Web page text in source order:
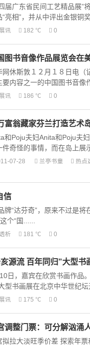
届广东省民间工艺精品展”
“亮相”，并从中评出金银铜
讯 182 ℃ 0
图书音像作品展览会在
网休斯敦１２月１８日电（
要内容之一的中国图书音像
讯 186 ℃ 0
富翁藏家芬兰打造艺术
和Poju夫妇Anita和Poju
件奇怪的事情，而在岛上展
07-28 兰亭书童 热点
信
“达芬奇”，原来不过是
个“国......
析 181 ℃ 0
源流 百年同归”大型书
日，嘉宾在欣赏书画作品
型书画展在北京中华世纪坛
讯 175 ℃ 0
调整门票：可分解汹涌
拟拉大淡旺季价差 探索年